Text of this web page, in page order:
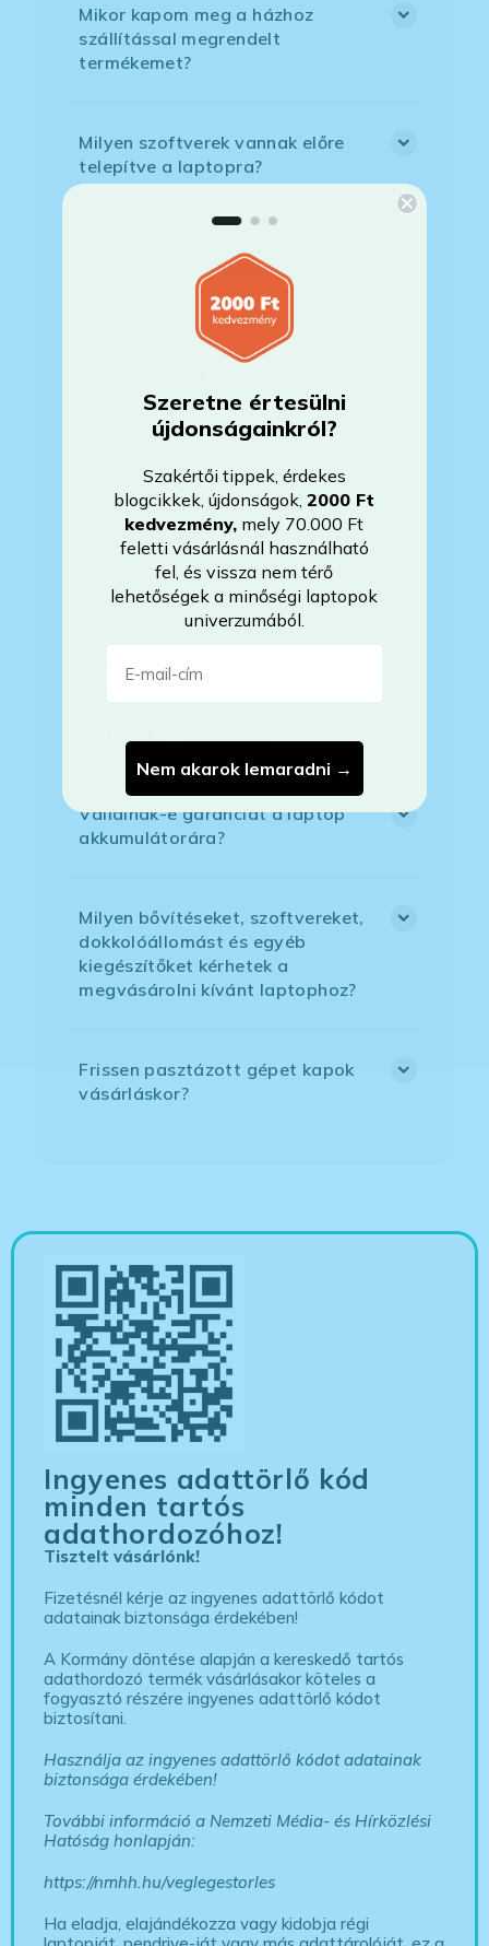
Mikor kapom meg a házhoz
szállítással megrendelt
termékemet?
Milyen szoftverek vannak előre
telepítve a laptopra?
kiosztású európai/külföldi kiosztású
a billentyűzet?
Hogyan tudom megrendelni a
kiszemelt laptopot?
Áfás számlát tudnak adni?
licenszkód van a BIOS-ban?
Megkapom a Windows termékkulcs
Vállalnak-e garanciát a laptop
akkumulátorára?
Milyen bővítéseket, szoftvereket,
dokkolóállomást és egyéb
kiegészítőket kérhetek a
megvásárolni kívánt laptophoz?
Frissen pasztázott gépet kapok
vásárláskor?
Ingyenes adattörlő kód
minden tartós
adathordozóhoz!
Tisztelt vásárlónk!
Fizetésnél kérje az ingyenes adattörlő kódot
adatainak biztonsága érdekében!
A Kormány döntése alapján a kereskedő tartós
adathordozó termék vásárlásakor köteles a
fogyasztó részére ingyenes adattörlő kódot
biztosítani.
Használja az ingyenes adattörlő kódot adatainak
biztonsága érdekében!
További információ a Nemzeti Média- és Hírközlési
Hatóság honlapján:
https://nmhh.hu/veglegestorles
Ha eladja, elajándékozza vagy kidobja régi
Szeretne értesülni
újdonságainkról?
Szakértői tippek, érdekes
blogcikkek, újdonságok,2000 Ft
kedvezmény, mely 70.000 Ft
feletti vásárlásnál használható
fel, és vissza nem térő
lehetőségek a minőségi laptopok
univerzumából.
Nem akarok lemaradni →